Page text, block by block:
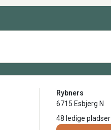
Rybners
6715 Esbjerg N
48 ledige pladser